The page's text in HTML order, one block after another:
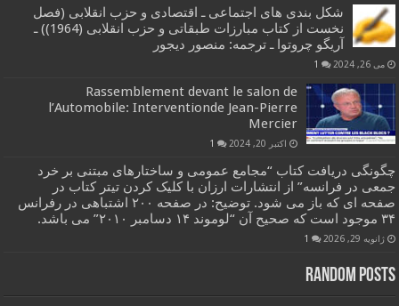
شکل بندی های اجتماعی ـ اقتصادی و حزب انقلابی (فصل
نخست از کتاب مبارزات طبقاتی و حزب انقلابی (1964)) ـ
آریگو چروتوا ـ ترجمه: منصور دیجور
می 26, 2024 1
Rassemblement devant le salon de
l’Automobile: Interventionde Jean-Pierre
Mercier
اکتبر 20, 2024 1
چگونگی دریافت کتاب “مجامع عمومی و ساختارهای مبتنی بر خرد
جمعی در فرانسه” از انتشارات ارزان با کلیک کردن تیتر کتاب در
صفحه ای که باز می شود. توضیح: در صفحه ۲۰۰ اشتباهی در رفرانس
۳۴ موجود است که صحیح آن “لوموند ۱۴ دسامبر ۲۰۱۰” می باشد.
ژانویه 29, 2026 1
Random Posts